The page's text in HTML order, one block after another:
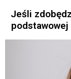
Jeśli
podstawowej